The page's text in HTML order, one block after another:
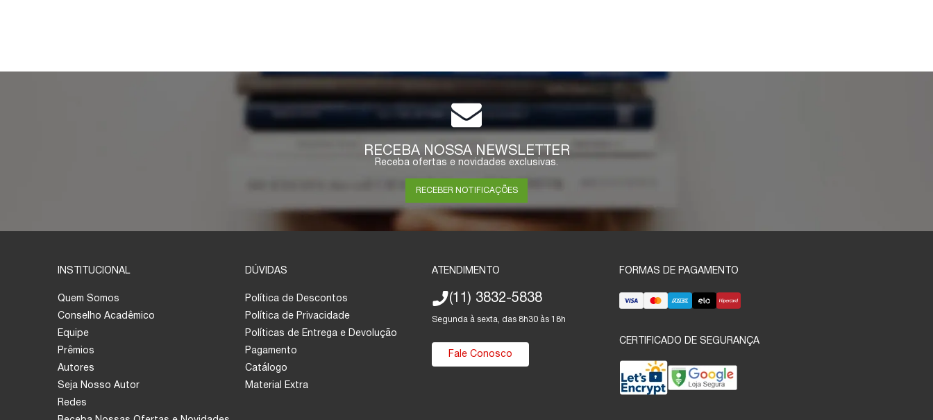
RECEBA NOSSA NEWSLETTER
Receba ofertas e novidades exclusivas.
RECEBER NOTIFICAÇÕES
INSTITUCIONAL
Quem Somos
Conselho Acadêmico
Equipe
Prêmios
Autores
Seja Nosso Autor
Redes
DÚVIDAS
Política de Descontos
Política de Privacidade
Políticas de Entrega e Devolução
Pagamento
Catálogo
Material Extra
ATENDIMENTO
(11) 3832-5838
Segunda à sexta, das 8h30 às 18h
Fale Conosco
FORMAS DE PAGAMENTO
CERTIFICADO DE SEGURANÇA